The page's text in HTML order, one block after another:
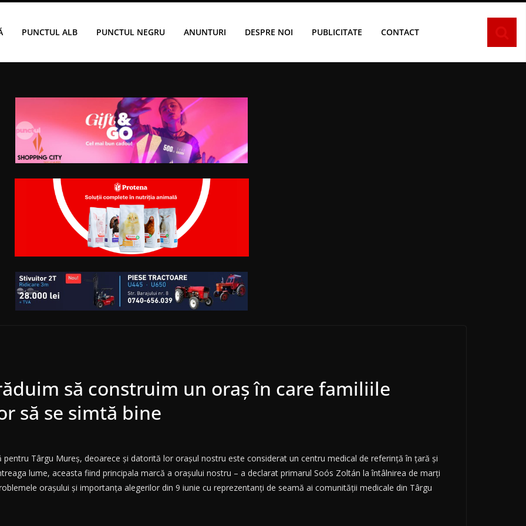
PUNCTUL ALB PUNCTUL NEGRU ANUNTURI DESPRE NOI PUBLICITATE CONTACT
să construim un oraș în care familiile
să se simtă bine
Târgu Mureș, deoarece și datorită lor orașul nostru este considerat un centru medical de referință în țară și
lume, aceasta fiind principala marcă a orașului nostru – a declarat primarul Soós Zoltán la întâlnirea de marți
orașului și importanța alegerilor din 9 iunie cu reprezentanți de seamă ai comunității medicale din Târgu